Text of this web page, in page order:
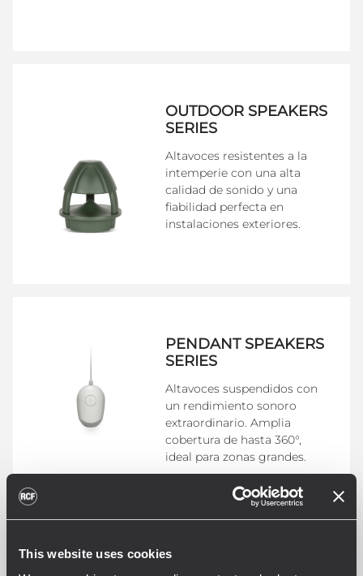
This website uses cookies
OUTDOOR SPEAKERS
SERIES
Altavoces resistentes a la
intemperie con una alta
calidad de sonido y una
fiabilidad perfecta en
instalaciones exteriores.
PENDANT SPEAKERS
SERIES
Altavoces suspendidos con
un rendimiento sonoro
extraordinario. Amplia
cobertura de hasta 360°,
ideal para zonas grandes.